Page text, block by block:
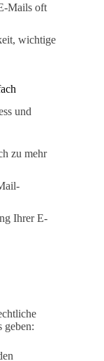
Mails oft
wichtige
und
zu mehr
Ihrer E-
geben: